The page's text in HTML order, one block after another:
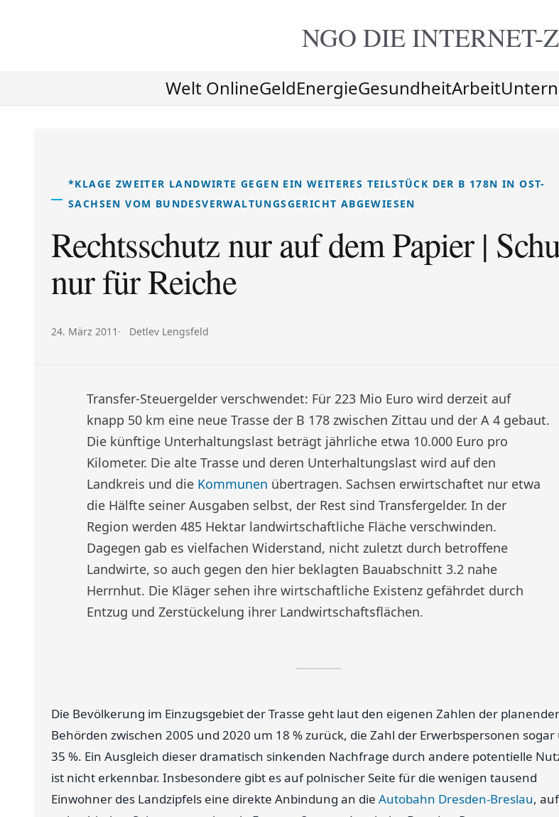
NGO DIEINTERNET-
Welt OnlineGeldEnergieGesundheitArbeit
*KLAGE ZWEITER LANDWIRTE GEGEN EIN WEITERES TEILSTÜCK DER B 178N IN OST-
SACHSEN VOM BUNDESVERWALTUNGSGERICHT ABGEWIESEN
Rechtsschutz nur auf dem Papier |
nur für Reiche
Veröffentlicht am:
24. März 2011 Autor:
Detlev Lengsfeld
Transfer-Steuergelder verschwendet: Für 223 Mio Euro wird derzeit auf
knapp 50 km eine neue Trasse der B 178 zwischen Zittau und der A 4 gebaut.
Die künftige Unterhaltungslast beträgt jährliche etwa 10.000 Euro pro
Kilometer. Die alte Trasse und deren Unterhaltungslast wird auf den
Landkreis und die Kommunen übertragen. Sachsen erwirtschaftet nur etwa
die Hälfte seiner Ausgaben selbst, der Rest sind Transfergelder. In der
Region werden 485 Hektar landwirtschaftliche Fläche verschwinden.
Dagegen gab es vielfachen Widerstand, nicht zuletzt durch betroffene
Landwirte, so auch gegen den hier beklagten Bauabschnitt 3.2 nahe
Herrnhut. Die Kläger sehen ihre wirtschaftliche Existenz gefährdet durch
Entzug und Zerstückelung ihrer Landwirtschaftsflächen.
Die Bevölkerung im Einzugsgebiet der Trasse geht laut den eigenen Zahlen der
Behörden zwischen 2005 und 2020 um 18 % zurück, die Zahl der Erwerbspersonen sogar
35 %. Ein Ausgleich dieser dramatisch sinkenden Nachfrage durch andere potentielle
ist nicht erkennbar. Insbesondere gibt es auf polnischer Seite für die wenigen tausend
Einwohner des Landzipfels eine direkte Anbindung an die Autobahn Dresden-Breslau, auf